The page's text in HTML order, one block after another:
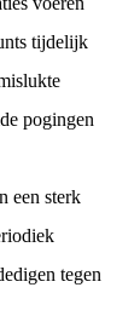
tijdelijk
pogingen
een sterk
tegen